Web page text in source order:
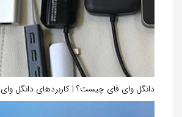
دانگل وای فای چیست؟ | کاربردهای دانگل